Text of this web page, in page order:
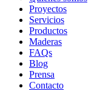
Proyectos
Servicios
Productos
Maderas
FAQs
Blog
Prensa
Contacto